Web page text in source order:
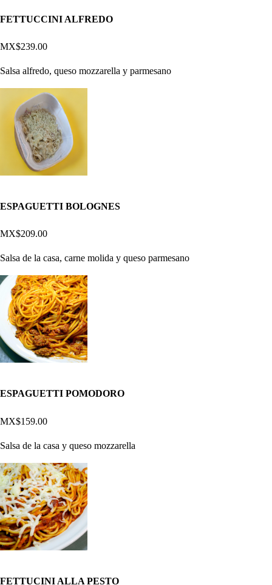
FETTUCCINI ALFREDO
MX$239.00
Salsa alfredo, queso mozzarella y parmesano
ESPAGUETTI BOLOGNES
MX$209.00
Salsa de la casa, carne molida y queso parmesano
ESPAGUETTI POMODORO
MX$159.00
Salsa de la casa y queso mozzarella
FETTUCINI ALLA PESTO